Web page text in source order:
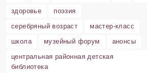
здоровье
поэзия
серебряный возраст
мастер-класс
школа
музейный форум
анонсы
центральная районная детская
библиотека